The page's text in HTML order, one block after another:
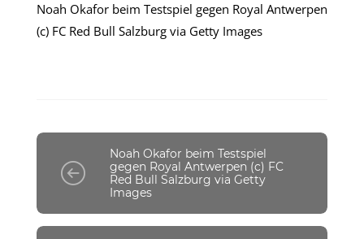
Noah Okafor beim Testspiel gegen Royal Antwerpen
(c) FC Red Bull Salzburg via Getty Images
Noah Okafor beim Testspiel
gegen Royal Antwerpen (c) FC
Red Bull Salzburg via Getty
Images